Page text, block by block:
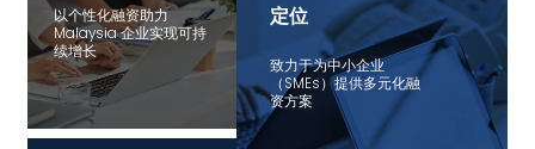
以个性化融资助力
Malaysia 企业实现可持
续增长
定位
致力于为中小企业
（SMEs）提供多元化融
资方案